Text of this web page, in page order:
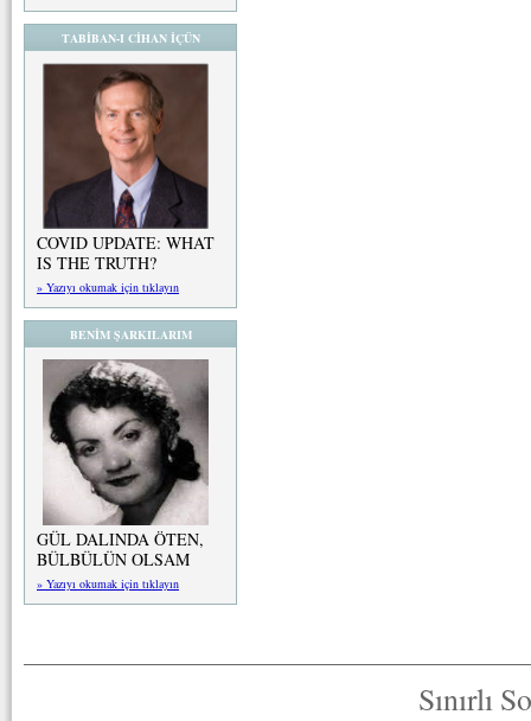
TABİBAN-I CİHAN İÇÜN
COVID UPDATE: WHAT
IS THE TRUTH?
» Yazıyı okumak için tıklayın
BENİM ŞARKILARIM
GÜL DALINDA ÖTEN,
BÜLBÜLÜN OLSAM
» Yazıyı okumak için tıklayın
Sınırlı